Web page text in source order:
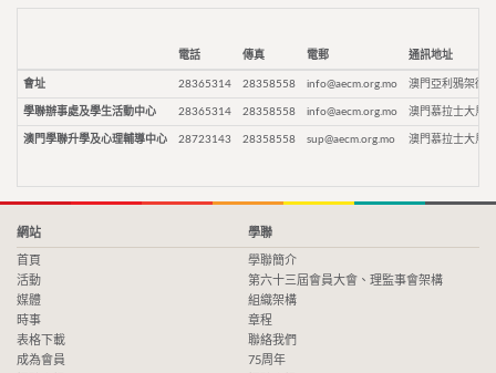
電話 傳真 電郵 通訊地址
會址 28365314 28358558 info@aecm.org.mo 澳門亞利鴉架街9
學聯辦事處及學生活動中心 28365314 28358558 info@aecm.org.mo 澳門慕拉士大馬
澳門學聯升學及心理輔導中心 28723143 28358558 sup@aecm.org.mo 澳門慕拉士大馬
網站
首頁
活動
媒體
時事
表格下載
成為會員
學聯
學聯簡介
第六十三屆會員大會、理監事會架構
組織架構
章程
聯絡我們
75周年